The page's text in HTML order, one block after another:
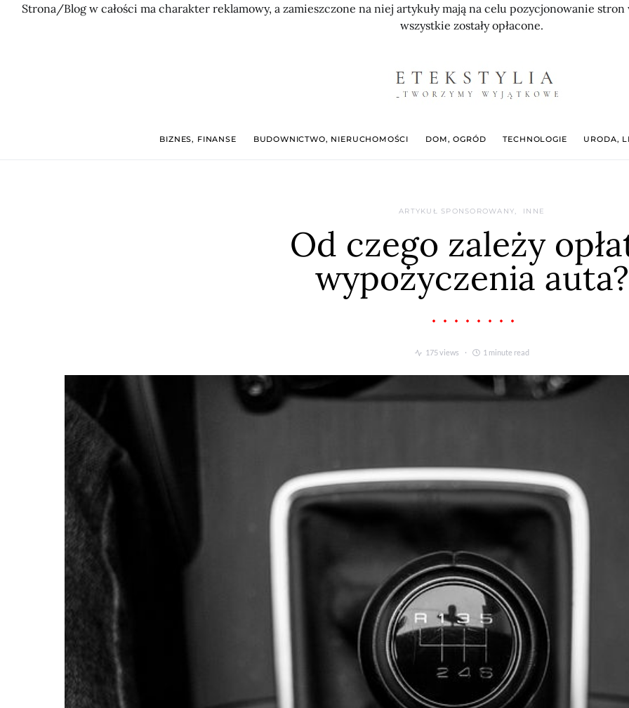
Strona/Blog w całości ma charakter reklamowy, a zamieszczone na niej artykuły mają na celu pozycjonowanie
wszystkie zostały opłacone.
BIZNES, FINANSE BUDOWNICTWO, NIERUCHOMOŚCI DOM, OGRÓD TECHNOLOGIE URODA,
ARTYKUŁ SPONSOROWANY INNE
Od czego zależy
wypożyczenia auta?
175 views 1 minute read